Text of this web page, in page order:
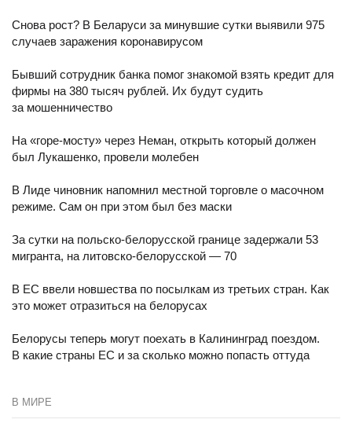
Снова рост? В Беларуси за минувшие сутки выявили 975
случаев заражения коронавирусом
Бывший сотрудник банка помог знакомой взять кредит для
фирмы на 380 тысяч рублей. Их будут судить
за мошенничество
На «горе-мосту» через Неман, открыть который должен
был Лукашенко, провели молебен
В Лиде чиновник напомнил местной торговле о масочном
режиме. Сам он при этом был без маски
За сутки на польско-белорусской границе задержали 53
мигранта, на литовско-белорусской — 70
В ЕС ввели новшества по посылкам из третьих стран. Как
это может отразиться на белорусах
Белорусы теперь могут поехать в Калининград поездом.
В какие страны ЕС и за сколько можно попасть оттуда
В МИРЕ